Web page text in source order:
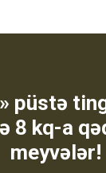
püstə
8 kq-a
meyvələr!